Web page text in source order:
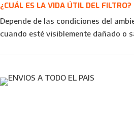
¿CUÁL ES LA VIDA ÚTIL DEL FILTRO?
Depende de las condiciones del
cuando esté visiblemente dañado o